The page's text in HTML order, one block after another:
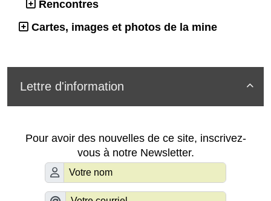
Rencontres
Cartes, images et photos de la mine

Lettre d'information
Pour avoir des nouvelles de ce site, inscrivez-
vous à notre Newsletter.